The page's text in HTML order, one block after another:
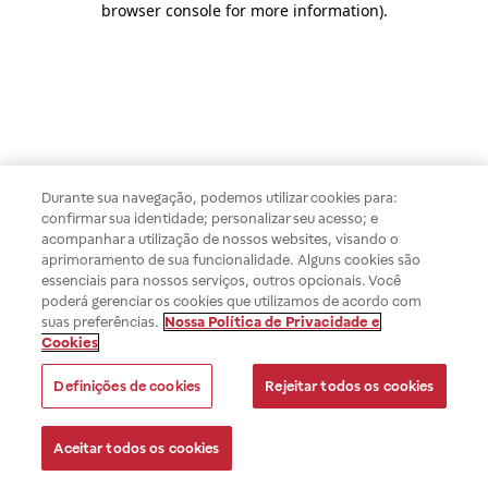
browser console for more information).
Durante sua navegação, podemos utilizar cookies para:
confirmar sua identidade; personalizar seu acesso; e
acompanhar a utilização de nossos websites, visando o
aprimoramento de sua funcionalidade. Alguns cookies são
essenciais para nossos serviços, outros opcionais. Você
poderá gerenciar os cookies que utilizamos de acordo com
suas preferências. Nossa Política de Privacidade e
Cookies
Definições de cookies Rejeitar todos os cookies
Aceitar todos os cookies